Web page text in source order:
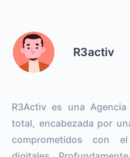
R3activ
R3Activ es una
total, encabezada por
comprometidos con